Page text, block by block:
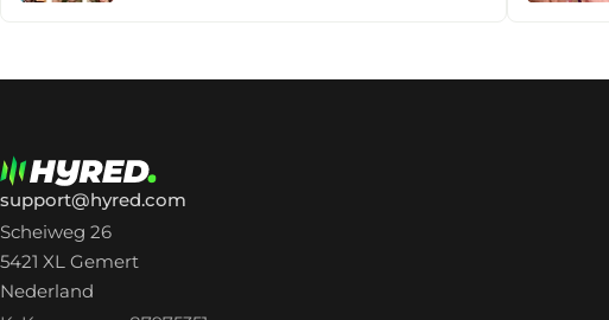
support@hyred.com
Scheiweg 26
5421 XL Gemert
Nederland